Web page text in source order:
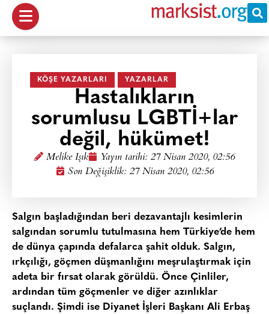
KÖŞE YAZARLARI YAZARLAR
Hastalıkların
sorumlusu LGBTİ+lar
değil, hükümet!
Melike Işık Yayın tarihi: 27 Nisan 2020, 02:56
Son Değişiklik: 27 Nisan 2020, 02:56
Salgın başladığından beri dezavantajlı kesimlerin
salgından sorumlu tutulmasına hem Türkiye’de hem
de dünya çapında defalarca şahit olduk. Salgın,
ırkçılığı, göçmen düşmanlığını meşrulaştırmak için
adeta bir fırsat olarak görüldü. Önce Çinliler,
ardından tüm göçmenler ve diğer azınlıklar
suçlandı. Şimdi ise Diyanet İşleri Başkanı Ali Erbaş